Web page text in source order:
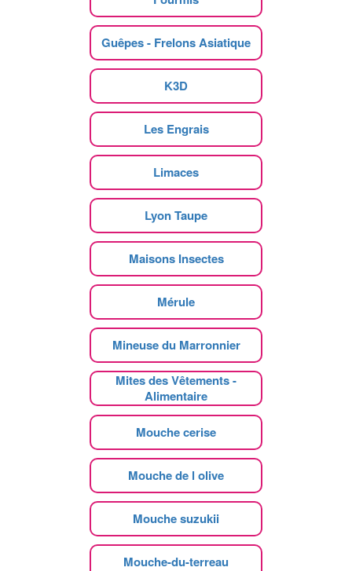
Guêpes - Frelons Asiatique
K3D
Les Engrais
Limaces
Lyon Taupe
Maisons Insectes
Mérule
Mineuse du Marronnier
Mites des Vêtements -
Alimentaire
Mouche cerise
Mouche de l olive
Mouche suzukii
Mouche-du-terreau